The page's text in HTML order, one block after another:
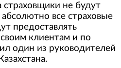
страховщики не будут
все страховые
предоставлять
клиентам и по
один из руководителей